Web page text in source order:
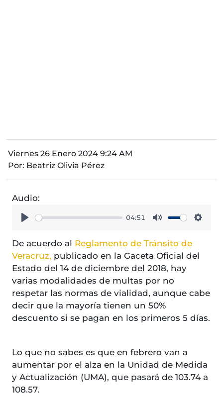
Viernes 26 Enero 2024 9:24 AM
Por: Beatriz Olivia Pérez
Audio:
04:51
De acuerdo al Reglamento de Tránsito de
Veracruz, publicado en la Gaceta Oficial del
Estado del 14 de diciembre del 2018, hay
varias modalidades de multas por no
respetar las normas de vialidad, aunque cabe
decir que la mayoría tienen un 50%
descuento si se pagan en los primeros 5 días.
Lo que no sabes es que en febrero van a
aumentar por el alza en la Unidad de Medida
y Actualización (UMA), que pasará de 103.74 a
108.57.